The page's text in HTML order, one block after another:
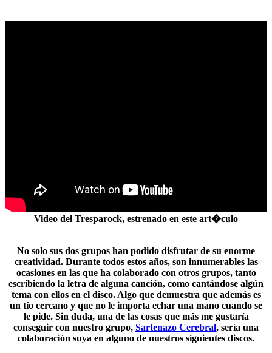
Video del Tresparock, estrenado en este art�culo
No solo sus dos grupos han podido disfrutar de su enorme
creatividad. Durante todos estos años, son innumerables las
ocasiones en las que ha colaborado con otros grupos, tanto
escribiendo la letra de alguna canción, como cantándose algún
tema con ellos en el disco. Algo que demuestra que además es
un tío cercano y que no le importa echar una mano cuando se
le pide. Sin duda, una de las cosas que más me gustaría
conseguir con nuestro grupo, Sartenazo Cerebral, sería una
colaboración suya en alguno de nuestros siguientes discos.